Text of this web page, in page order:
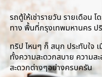
รถตู้ให้เช่ารายวัน รายเดือน
ทาง พื้นที่กรุงเทพมหานคร
ทริป ไหนๆ ก็ สนุก ประทับใจ เ
ทั้งความสะดวกสบาย ความส
สะดวกต่างๆอย่างครบครัน